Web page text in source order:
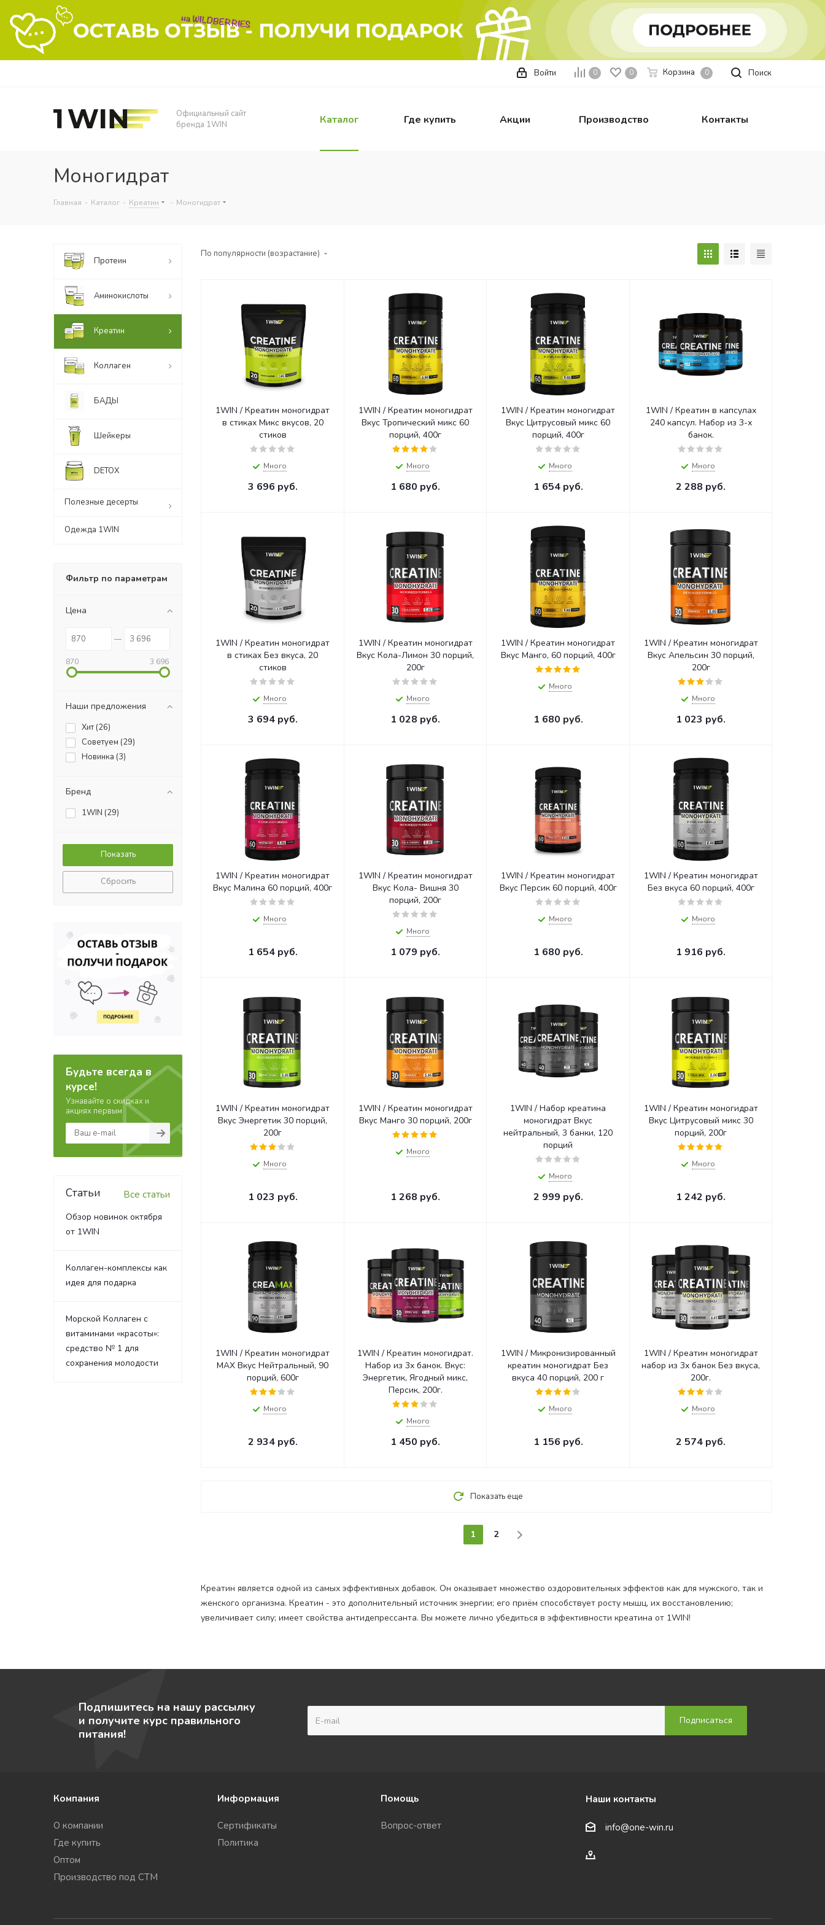
Поиск
0 0 Корзина 0
Войти
Официальный сайт
бренда 1WIN
Каталог Где купить Акции Производство Контакты
Моногидрат
Главная - Каталог - Креатин - Моногидрат
По популярности (возрастание)
1WIN / Креатин моногидрат
в стиках Микс вкусов, 20
стиков
Много
3 696 руб.
1WIN / Креатин моногидрат
Вкус Тропический микс 60
порций, 400г
Много
1 680 руб.
1WIN / Креатин моногидрат
Вкус Цитрусовый микс 60
порций, 400г
Много
1 654руб.
1WIN / Креатин в капсулах
240 капсул. Набор из 3-х
банок.
Много
2 288 руб.
1WIN / Креатин моногидрат
в стиках Без вкуса, 20
стиков
Много
3 694руб.
1WIN / Креатин моногидрат
Вкус Кола-Лимон 30 порций,
200г
Много
1 028 руб.
1WIN / Креатин моногидрат
Вкус Манго, 60 порций, 400г
Много
1 680 руб.
1WIN / Креатин моногидрат
Вкус Апельсин 30 порций,
200г
Много
1 023 руб.
1WIN / Креатин моногидрат
Вкус Малина 60 порций, 400г
Много
1 654руб.
1WIN / Креатин моногидрат
Вкус Кола- Вишня 30
порций, 200г
Много
1 079 руб.
1WIN / Креатин моногидрат
Вкус Персик 60 порций, 400г
Много
1 680 руб.
1WIN / Креатин моногидрат
Без вкуса 60 порций, 400г
Много
1 916 руб.
1WIN / Креатин моногидрат
Вкус Энергетик 30 порций,
200г
Много
1 023 руб.
1WIN / Креатин моногидрат
Вкус Манго 30 порций, 200г
Много
1 268 руб.
1WIN / Набор креатина
моногидрат Вкус
нейтральный, 3 банки, 120
порций
Много
2 999 руб.
1WIN / Креатин моногидрат
Вкус Цитрусовый микс 30
порций, 200г
Много
1 242 руб.
1WIN / Креатин моногидрат
МАХ Вкус Нейтральный, 90
порций, 600г
Много
2 934руб.
1WIN / Креатин моногидрат.
Набор из 3х банок. Вкус:
Энергетик, Ягодный микс,
Персик, 200г.
Много
1 450 руб.
1WIN / Микронизированный
креатин моногидрат Без
вкуса 40 порций, 200 г
Много
1 156 руб.
1WIN / Креатин моногидрат
набор из 3х банок Без вкуса,
200г.
Много
2 574 руб.
Показать еще
1 2
Креатин является одной из самых эффективных добавок. Он оказывает множество оздоровительных эффектов как для мужского, так и
женского организма. Креатин - это дополнительный источник энергии; его приём способствует росту мышц, их восстановлению;
увеличивает силу; имеет свойства антидепрессанта. Вы можете лично убедиться в эффективности креатина от 1WIN!
Протеин
Аминокислоты
Креатин
Коллаген
БАДЫ
Шейкеры
DETOX
Полезные десерты
Одежда 1WIN
Фильтр по параметрам
Цена
870 3 696
Наши предложения
Хит (26)
Советуем (29)
Новинка (3)
Бренд
1WIN (29)
Сбросить
Будьте всегда в
курсе!
Узнавайте о скидках и
акциях первым
Статьи Все статьи
Обзор новинок октября
от 1WIN
Коллаген-комплексы как
идея для подарка
Морской Коллаген с
витаминами «красоты»:
средство № 1 для
сохранения молодости
Подпишитесь на нашу рассылку
и получите курс правильного
питания!
Компания
О компании
Где купить
Оптом
Производство под СТМ
Информация
Сертификаты
Политика
Помощь
Вопрос-ответ
Наши контакты
info@one-win.ru